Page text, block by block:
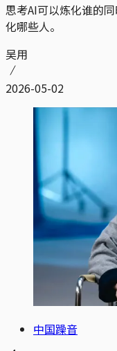
思考AI可以炼化谁的
化哪些人。
吴用
2026-05-02
中国躁音